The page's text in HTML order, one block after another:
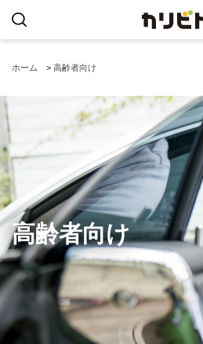
ホーム > 高齢者向け
高齢者向け